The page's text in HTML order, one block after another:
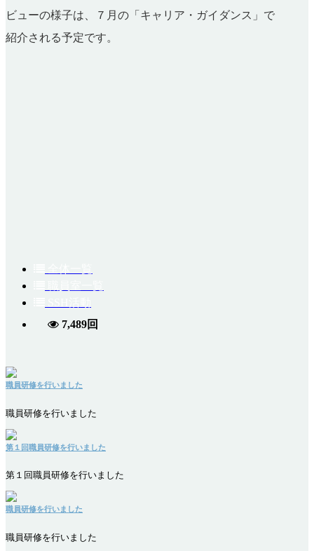
ビューの様子は、７月の「キャリア・ガイダンス」で
紹介される予定です。
7,489回
職員研修を行いました
職員研修を行いました
第１回職員研修を行いました
第１回職員研修を行いました
職員研修を行いました
職員研修を行いました